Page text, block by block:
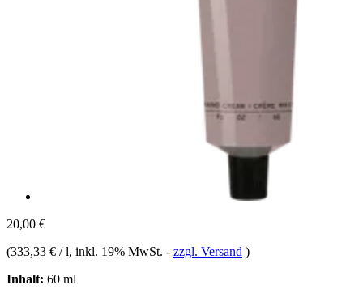
20,00 €
(333,33 € / l, inkl. 19% MwSt. - zzgl. Versand )
Inhalt: 60 ml